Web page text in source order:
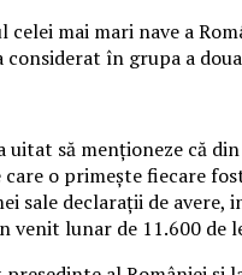
celei mai mari nave a
în grupa a
să menţioneze că
o primeşte fiecare
sale declaraţii de
venit lunar de 11.600 de